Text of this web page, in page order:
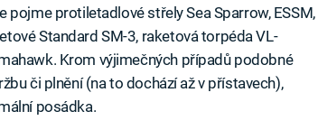
pojme protiletadlové střely Sea Sparrow, ESSM,
Standard SM-3, raketová torpéda VL-
Krom výjimečných případů podobné
či plnění (na to dochází až v přístavech),
posádka.